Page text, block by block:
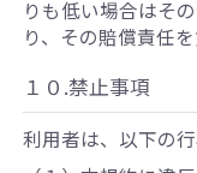
りも低い場合はそ
り、その賠償責任を
１０.禁止事項
利用者は、以下の